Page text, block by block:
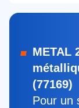
METAL
(77169)
Pour un